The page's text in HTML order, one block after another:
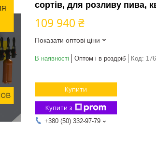
сортів, для розливу пива,
109 940 ₴
Показати оптові ціни
В наявності Оптом і в роздріб Код:
Купити
Купити з
+380 (50) 332-97-79